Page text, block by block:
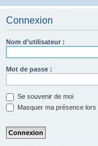
Connexion
Nom d’utilisateur :
Mot de passe :
Se souvenir de moi
Masquer ma présence